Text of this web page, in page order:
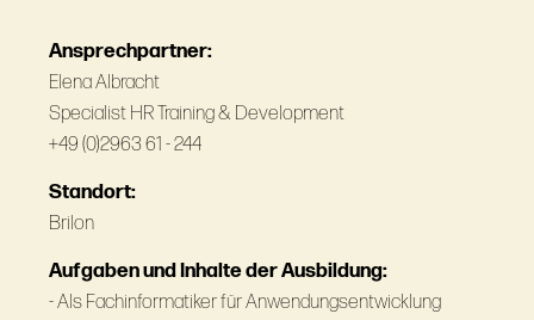
Ansprechpartner:
Elena Albracht
Specialist HR Training & Development
+49 (0)2963 61 - 244
Standort:
Brilon
Aufgaben und Inhalte der Ausbildung:
- Als Fachinformatiker für Anwendungsentwicklung